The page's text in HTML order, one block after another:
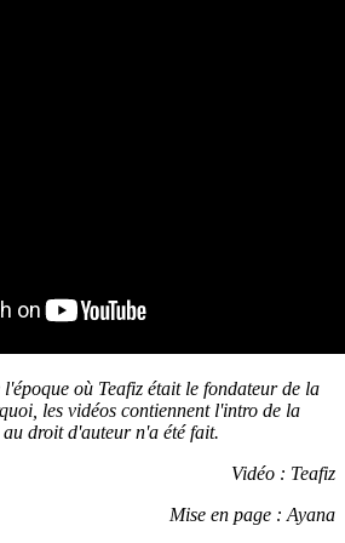
où Teafiz était le fondateur de la
les vidéos contiennent l'intro de la
droit d'auteur n'a été fait.
Vidéo : Teafiz
Mise en page : Ayana